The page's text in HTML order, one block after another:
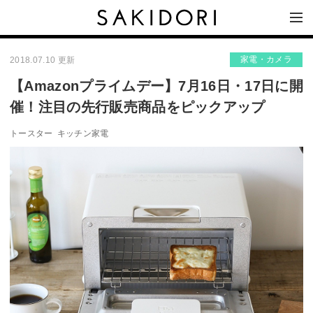
2018.07.10 更新 家電・カメラ
【Amazonプライムデー】7月16日・17日に開
催！注目の先行販売商品をピックアップ
トースター キッチン家電